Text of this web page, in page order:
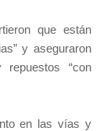
que están
y aseguraron
“con
en las vías y